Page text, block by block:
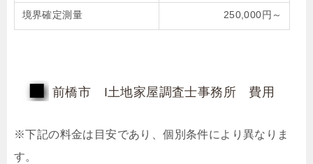
境界確定測量 250,000円～
前橋市 I土地家屋調査士事務所 費用
※下記の料金は目安であり、個別条件により異なりま
す。